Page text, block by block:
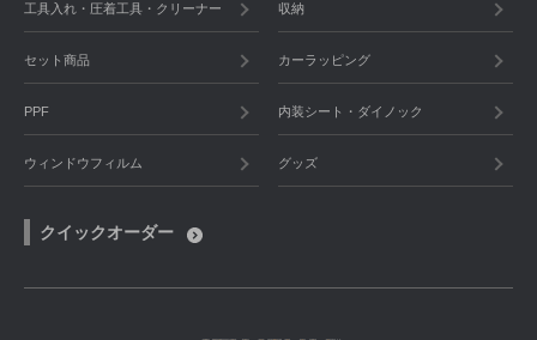
工具入れ・圧着工具・クリーナー 収納
セット商品 カーラッピング
PPF 内装シート・ダイノック
ウィンドウフィルム グッズ
クイックオーダー